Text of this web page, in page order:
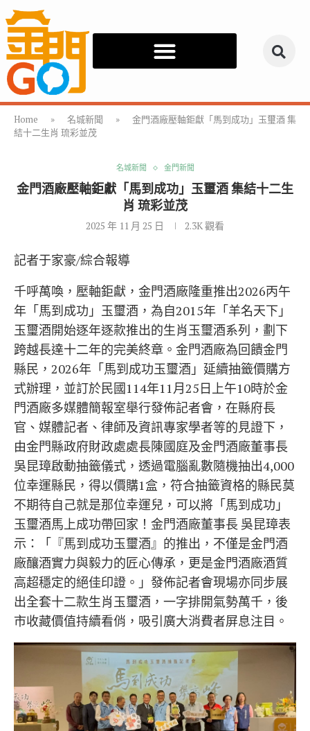
Home » 名城新聞 »
金門酒廠壓軸鉅獻「馬到成功」玉璽酒 集
結十二生肖 琉彩並茂
名城新聞 金門新聞
金門酒廠壓軸鉅獻「馬到成功」玉璽酒 集結十二生
肖 琉彩並茂
2025 年 11 月 25 日 2.3K觀看
記者于家豪/綜合報導
千呼萬喚，壓軸鉅獻，金門酒廠隆重推出2026丙午
年「馬到成功」玉璽酒，為自2015年「羊名天下」
玉璽酒開始逐年逐款推出的生肖玉璽酒系列，劃下
跨越長達十二年的完美終章。金門酒廠為回饋金門
縣民，2026年「馬到成功玉璽酒」延續抽籤價購方
式辦理，並訂於民國114年11月25日上午10時於金
門酒廠多媒體簡報室舉行發佈記者會，在縣府長
官、媒體記者、律師及資訊專家學者等的見證下，
由金門縣政府財政處處長陳國庭及金門酒廠董事長
吳昆璋啟動抽籤儀式，透過電腦亂數隨機抽出4,000
位幸運縣民，得以價購1盒，符合抽籤資格的縣民莫
不期待自己就是那位幸運兒，可以將「馬到成功」
玉璽酒馬上成功帶回家！金門酒廠董事長 吳昆璋表
示：「『馬到成功玉璽酒』的推出，不僅是金門酒
廠釀酒實力與毅力的匠心傳承，更是金門酒廠酒質
高超穩定的絕佳印證。」發佈記者會現場亦同步展
出全套十二款生肖玉璽酒，一字排開氣勢萬千，後
市收藏價值持續看俏，吸引廣大消費者屏息注目。